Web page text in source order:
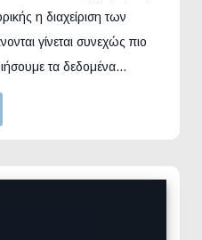
η διαχείριση των
γίνεται συνεχώς πιο
τα δεδομένα…